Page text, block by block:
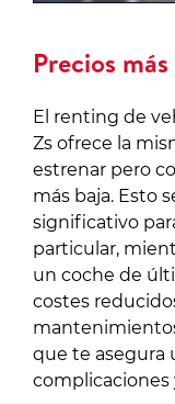
Precios
El renting de
Zs ofrece la
estrenar pero
más baja. Esto
significativo
particular,
un coche de
costes
que te asegura